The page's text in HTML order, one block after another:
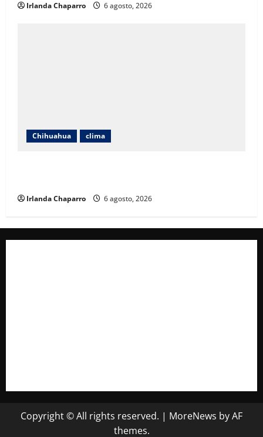
Irlanda Chaparro 6 agosto, 2026
Chihuahua clima
Irlanda Chaparro 6 agosto, 2026
Copyright © All rights reserved. | MoreNews by AF
themes.